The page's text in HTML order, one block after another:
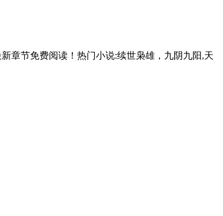
章节免费阅读！热门小说:续世枭雄，九阴九阳,天